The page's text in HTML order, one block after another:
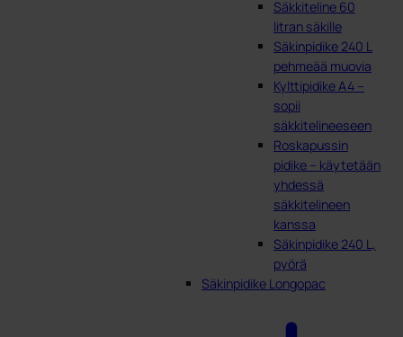
Säkkiteline 60
litran säkille
Säkinpidike 240 L
pehmeää muovia
Kylttipidike A4 –
sopii
säkkitelineeseen
Roskapussin
pidike – käytetään
yhdessä
säkkitelineen
kanssa
Säkinpidike 240 L,
pyörä
Säkinpidike Longopac